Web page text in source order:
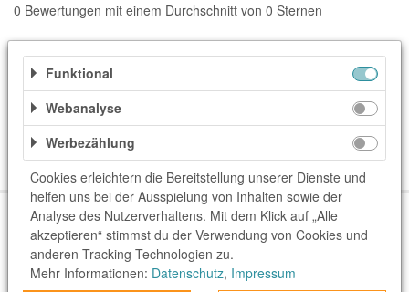
Udemy
HappyKeks
Pets Deli
SNIPES
Click & Boat
Lidl
BOGNER
XXXLutz
BADER
0 Bewertungen mit einem Durchschnitt von 0 Sternen
Deine Themen-Übersicht
Weitere Informationen
Kategorien
Über uns Unser Team FAQ blog.rewardo.de
Kontakt
Shops
Sonderaktionen Kategorien
Beste Gutscheine
Neueste Gutscheine
Top Gutscheine
rewardo.ch
rewardo.at
Funktional
Webanalyse
Werbezählung
Cookies erleichtern die Bereitstellung unserer Dienste und
helfen uns bei der Ausspielung von Inhalten sowie der
Analyse des Nutzerverhaltens. Mit dem Klick auf „Alle
akzeptieren“ stimmst du der Verwendung von Cookies und
anderen Tracking-Technologien zu.
Mehr Informationen: Datenschutz, Impressum